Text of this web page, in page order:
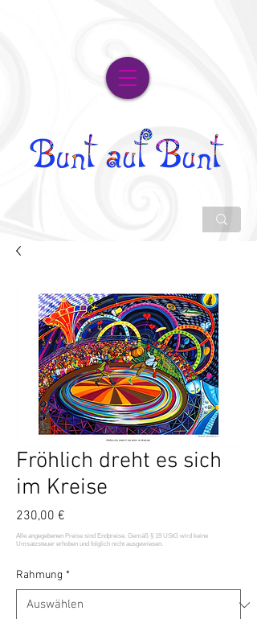
Fröhlich dreht es sich
im Kreise
230,00 €
Rahmung *